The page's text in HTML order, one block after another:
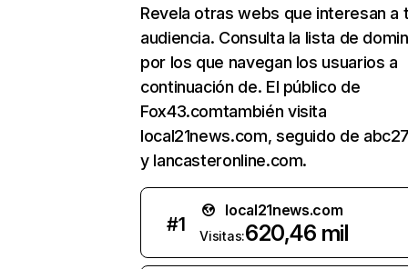
Revela otras webs que interesan a
audiencia. Consulta la lista de
por los que navegan los usuarios a
continuación de. El público de
Fox43.comtambién visita
local21news.com, seguido de
y lancasteronline.com.
#1
local21news.com
Visitas:620,46 mil